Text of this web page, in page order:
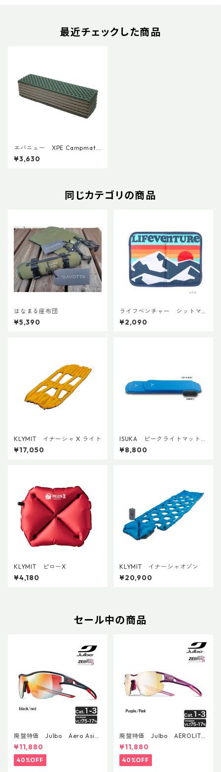
最近チェックした商品
エバニュー XPE Campmat
EBA550
¥3,630
同じカテゴリの商品
はなまる座布団
¥5,390
ライフベンチャー シットマ
ット
¥2,090
KLYMIT イナーシャ X ライト
¥17,050
ISUKA ピークライトマットレ
ス120(半身用)
¥8,800
KLYMIT ピローX
¥4,180
KLYMIT イナーシャオゾン
¥20,900
セール中の商品
廃盤特価 Julbo Aero Asia
nFit
¥11,880
40%OFF
廃盤特価 Julbo AEROLITE
AsianFit
¥11,880
40%OFF